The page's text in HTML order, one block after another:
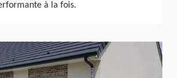
à la fois.